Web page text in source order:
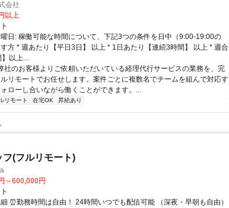
会社
以上
日: 稼働可能な時間について、下記3つの条件を日中（9:00-19:00の
方 * 週あたり【平日3日】 以上 * 1日あたり【連続3時間】 以上 * 週合
以上...
社のお客様よりご依頼いただいている経理代行サービスの業務を、完
リモートでお任せします。案件ごとに複数名でチームを組んで対応す
ローし合いながら働くことができます。...
リモート 在宅OK 昇給あり
フ(フルリモート)
～600,000円
⏰勤務時間は自由！ 24時間いつでも配信可能 （深夜・早朝も自由）